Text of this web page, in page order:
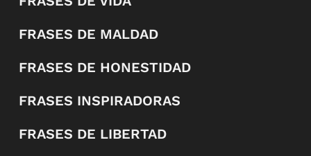
FRASES DE MALDAD
FRASES DE HONESTIDAD
FRASES INSPIRADORAS
FRASES DE LIBERTAD